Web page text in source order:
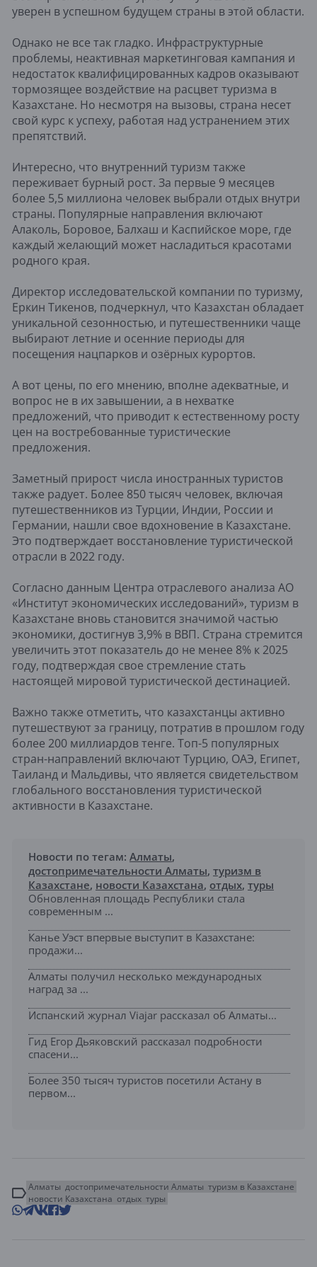
уверен в успешном будущем страны в этой области.
Однако не все так гладко. Инфраструктурные
проблемы, неактивная маркетинговая кампания и
недостаток квалифицированных кадров оказывают
тормозящее воздействие на расцвет туризма в
Казахстане. Но несмотря на вызовы, страна несет
свой курс к успеху, работая над устранением этих
препятствий.
Интересно, что внутренний туризм также
переживает бурный рост. За первые 9 месяцев
более 5,5 миллиона человек выбрали отдых внутри
страны. Популярные направления включают
Алаколь, Боровое, Балхаш и Каспийское море, где
каждый желающий может насладиться красотами
родного края.
Директор исследовательской компании по туризму,
Еркин Тикенов, подчеркнул, что Казахстан обладает
уникальной сезонностью, и путешественники чаще
выбирают летние и осенние периоды для
посещения нацпарков и озёрных курортов.
А вот цены, по его мнению, вполне адекватные, и
вопрос не в их завышении, а в нехватке
предложений, что приводит к естественному росту
цен на востребованные туристические
предложения.
Заметный прирост числа иностранных туристов
также радует. Более 850 тысяч человек, включая
путешественников из Турции, Индии, России и
Германии, нашли свое вдохновение в Казахстане.
Это подтверждает восстановление туристической
отрасли в 2022 году.
Согласно данным Центра отраслевого анализа АО
«Институт экономических исследований», туризм в
Казахстане вновь становится значимой частью
экономики, достигнув 3,9% в ВВП. Страна стремится
увеличить этот показатель до не менее 8% к 2025
году, подтверждая свое стремление стать
настоящей мировой туристической дестинацией.
Важно также отметить, что казахстанцы активно
путешествуют за границу, потратив в прошлом году
более 200 миллиардов тенге. Топ-5 популярных
стран-направлений включают Турцию, ОАЭ, Египет,
Таиланд и Мальдивы, что является свидетельством
глобального восстановления туристической
активности в Казахстане.
Новости по тегам: Алматы,
достопримечательности Алматы, туризм в
Казахстане, новости Казахстана, отдых, туры
Обновленная площадь Республики стала
современным ...
Канье Уэст впервые выступит в Казахстане:
продажи...
Алматы получил несколько международных
наград за ...
Испанский журнал Viajar рассказал об Алматы...
Гид Егор Дьяковский рассказал подробности
спасени...
Более 350 тысяч туристов посетили Астану в
первом...
Алматы достопримечательности Алматы туризм в Казахстане
новости Казахстана отдых туры